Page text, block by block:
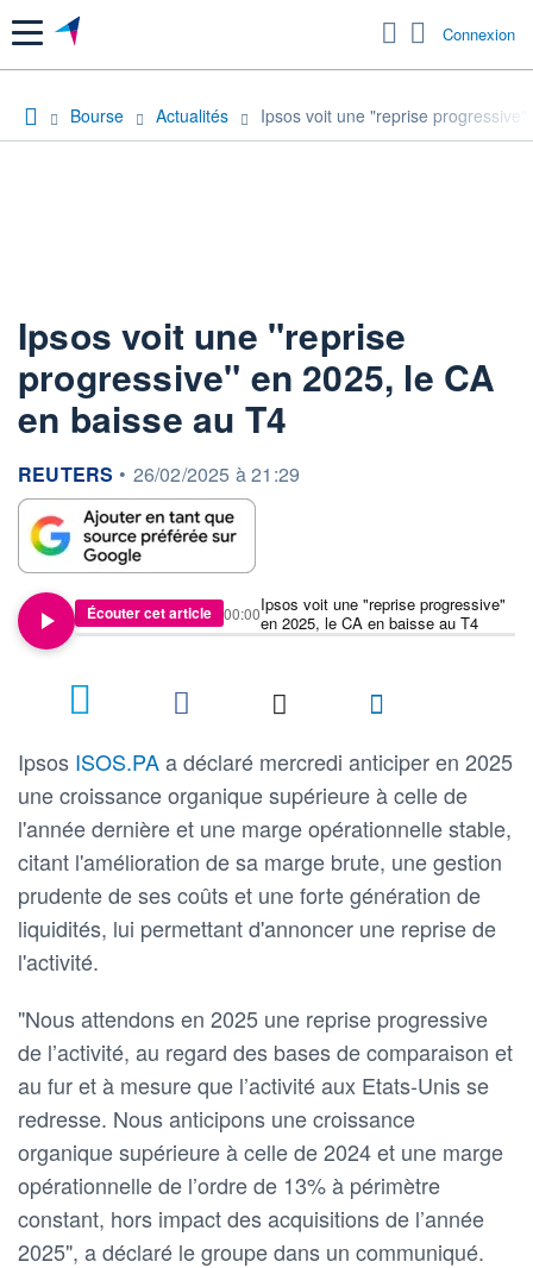
Menu Connexion
Bourse Actualités Ipsos voit une "reprise
Ipsos voit une "reprise
progressive" en 2025, le CA
en baisse au T4
information fournie par
REUTERS • 26/02/2025 à 21:29
Écouter cet article
Ipsos voit une "reprise progressive"
en 2025, le CA en baisse au T4
00:00
Ipsos ISOS.PAa déclaré mercredi anticiper en 2025
une croissance organique supérieure à celle de
l'année dernière et une marge opérationnelle stable,
citant l'amélioration de sa marge brute, une gestion
prudente de ses coûts et une forte génération de
liquidités, lui permettant d'annoncer une reprise de
l'activité.
"Nous attendons en 2025 une reprise progressive
de l’activité, au regard des bases de comparaison et
au fur et à mesure que l’activité aux Etats-Unis se
redresse. Nous anticipons une croissance
organique supérieure à celle de 2024 et une marge
opérationnelle de l’ordre de 13% à périmètre
constant, hors impact des acquisitions de l’année
2025", a déclaré le groupe dans un communiqué.